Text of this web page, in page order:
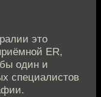
это
ER,
один и
специалистов